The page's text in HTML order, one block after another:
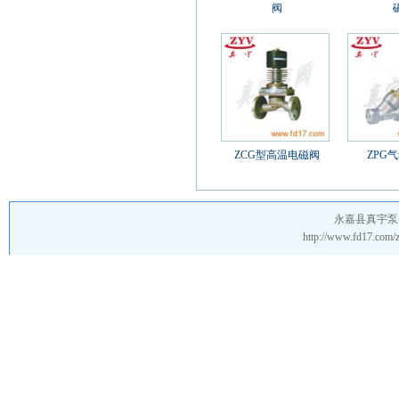
阀
ZCG型高温电磁阀 ZPG
永嘉县真宇
http://